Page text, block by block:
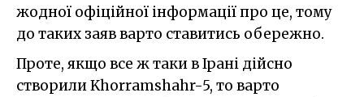
жодної офіційної інформації про це, тому
до таких заяв варто ставитись обережно.
Проте, якщо все ж таки в Ірані дійсно
створили Khorramshahr-5, то варто